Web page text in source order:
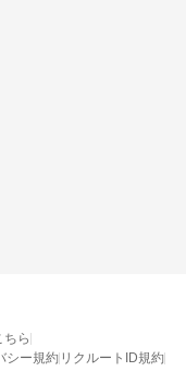
ちら
シー規約 リクルートID規約